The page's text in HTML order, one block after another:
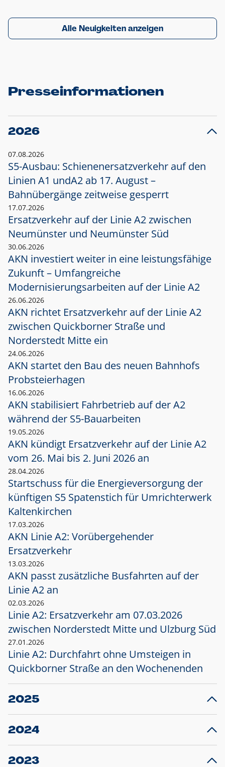
Alle Neuigkeiten anzeigen
Presseinformationen
2026
07.08.2026
S5-Ausbau: Schienenersatzverkehr auf den
Linien A1 undA2 ab 17. August –
Bahnübergänge zeitweise gesperrt
17.07.2026
Ersatzverkehr auf der Linie A2 zwischen
Neumünster und Neumünster Süd
30.06.2026
AKN investiert weiter in eine leistungsfähige
Zukunft – Umfangreiche
Modernisierungsarbeiten auf der Linie A2
26.06.2026
AKN richtet Ersatzverkehr auf der Linie A2
zwischen Quickborner Straße und
Norderstedt Mitte ein
24.06.2026
AKN startet den Bau des neuen Bahnhofs
Probsteierhagen
16.06.2026
AKN stabilisiert Fahrbetrieb auf der A2
während der S5-Bauarbeiten
19.05.2026
AKN kündigt Ersatzverkehr auf der Linie A2
vom 26. Mai bis 2. Juni 2026 an
28.04.2026
Startschuss für die Energieversorgung der
künftigen S5 Spatenstich für Umrichterwerk
Kaltenkirchen
17.03.2026
AKN Linie A2: Vorübergehender
Ersatzverkehr
13.03.2026
AKN passt zusätzliche Busfahrten auf der
Linie A2 an
02.03.2026
Linie A2: Ersatzverkehr am 07.03.2026
zwischen Norderstedt Mitte und Ulzburg Süd
27.01.2026
Linie A2: Durchfahrt ohne Umsteigen in
Quickborner Straße an den Wochenenden
2025
23.12.2025
Projekt S5: Start der Bauarbeiten am
2024
10.12.2024
Großprojekt S5: Sperrung der Bahnstraße in
2023